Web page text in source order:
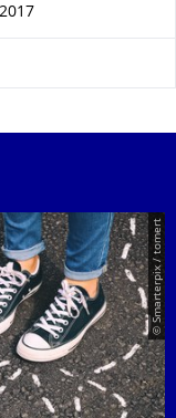
© Smarterpix / tomert